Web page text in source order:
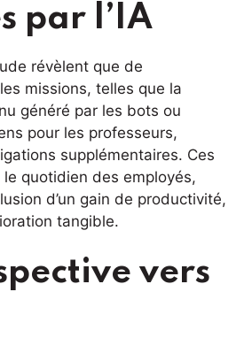
par l’IA
révèlent que de
missions, telles que la
généré par les bots ou
pour les professeurs,
supplémentaires. Ces
quotidien des employés,
d’un gain de productivité,
tangible.
vers